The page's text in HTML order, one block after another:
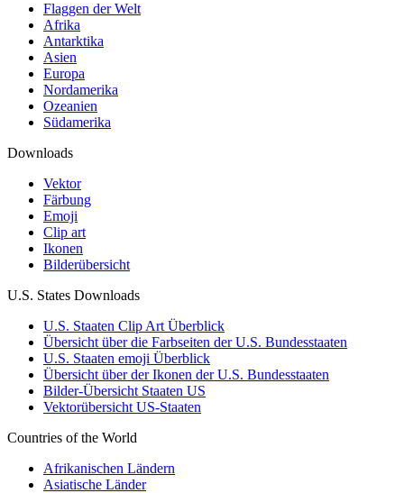
Flaggen der Welt
Afrika
Antarktika
Asien
Europa
Nordamerika
Ozeanien
Südamerika
Downloads
Vektor
Färbung
Emoji
Clip art
Ikonen
Bilderübersicht
U.S. States Downloads
U.S. Staaten Clip Art Überblick
Übersicht über die Farbseiten der U.S. Bundesstaaten
U.S. Staaten emoji Überblick
Übersicht über der Ikonen der U.S. Bundesstaaten
Bilder-Übersicht Staaten US
Vektorübersicht US-Staaten
Countries of the World
Afrikanischen Ländern
Asiatische Länder